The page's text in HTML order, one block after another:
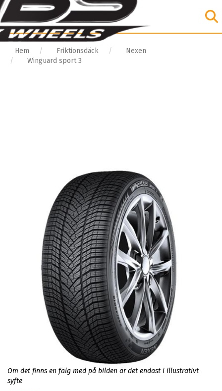
Hem Friktionsdäck
Nexen
Winguard sport 3
Om det finns en fälg med på bilden är det endast i illustrativt
syfte